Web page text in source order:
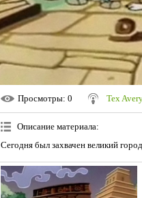
Просмотры: 0 Tex
Описание материала:
Сегодня был захвачен великий